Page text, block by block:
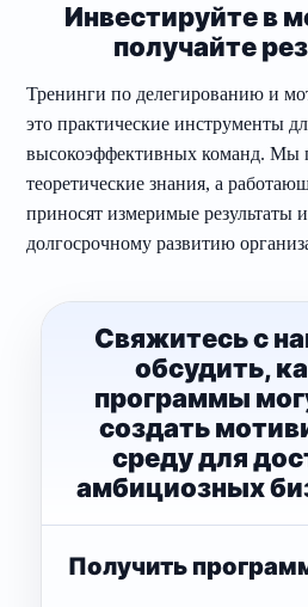
Инвестируйте в
получайте
Тренинги по делегированию и
это практические инструменты
высокоэффективных команд. Мы
теоретические знания, а
приносят измеримые результаты
долгосрочному развитию
Свяжитесь с
обсудить,
программы
создать
среду для
амбициозных
Получить